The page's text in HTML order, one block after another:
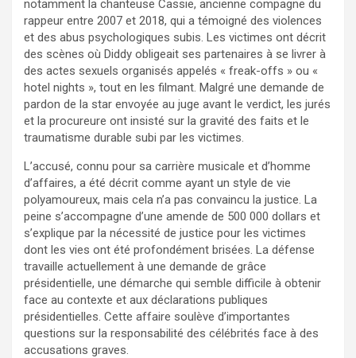
notamment la chanteuse Cassie, ancienne compagne du
rappeur entre 2007 et 2018, qui a témoigné des violences
et des abus psychologiques subis. Les victimes ont décrit
des scènes où Diddy obligeait ses partenaires à se livrer à
des actes sexuels organisés appelés « freak-offs » ou «
hotel nights », tout en les filmant. Malgré une demande de
pardon de la star envoyée au juge avant le verdict, les jurés
et la procureure ont insisté sur la gravité des faits et le
traumatisme durable subi par les victimes.
L’accusé, connu pour sa carrière musicale et d’homme
d’affaires, a été décrit comme ayant un style de vie
polyamoureux, mais cela n’a pas convaincu la justice. La
peine s’accompagne d’une amende de 500 000 dollars et
s’explique par la nécessité de justice pour les victimes
dont les vies ont été profondément brisées. La défense
travaille actuellement à une demande de grâce
présidentielle, une démarche qui semble difficile à obtenir
face au contexte et aux déclarations publiques
présidentielles. Cette affaire soulève d’importantes
questions sur la responsabilité des célébrités face à des
accusations graves.